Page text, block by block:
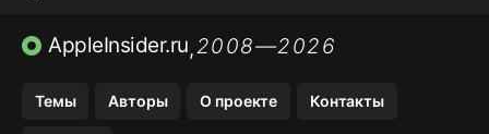
ПРИЛОЖЕНИЯ БЕЗ APP STORE
AppleInsider.ru,2008—2026
Темы Авторы О проекте Контакты